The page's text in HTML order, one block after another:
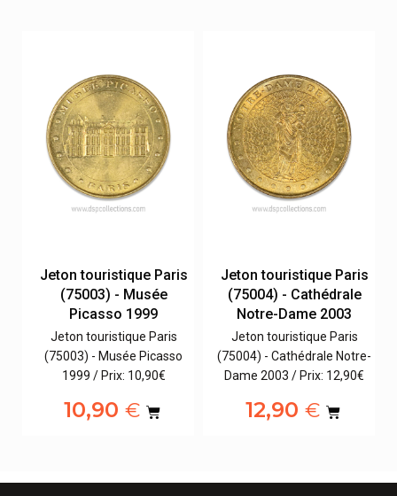
Jeton touristique Paris
(75003) - Musée
Picasso 1999
Jeton touristique Paris
(75003) - Musée Picasso
1999 / Prix: 10,90€
10,90€
Jeton touristique Paris
(75004) - Cathédrale
Notre-Dame 2003
Jeton touristique Paris
(75004) - Cathédrale Notre-
Dame 2003 / Prix: 12,90€
12,90€